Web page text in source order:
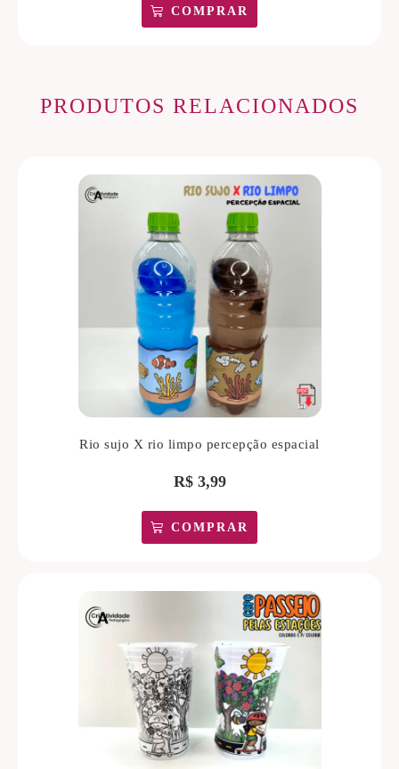
COMPRAR
PRODUTOS RELACIONADOS
Rio sujo X rio limpo percepção espacial
R$3,99
COMPRAR